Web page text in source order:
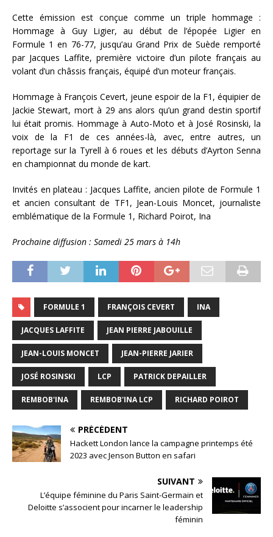
Cette émission est conçue comme un triple hommage :
Hommage à Guy Ligier, au début de l’épopée Ligier en
Formule 1 en 76-77, jusqu’au Grand Prix de Suède remporté
par Jacques Laffite, première victoire d’un pilote français au
volant d’un châssis français, équipé d’un moteur français.
Hommage à François Cevert, jeune espoir de la F1, équipier de
Jackie Stewart, mort à 29 ans alors qu’un grand destin sportif
lui était promis. Hommage à Auto-Moto et à José Rosinski, la
voix de la F1 de ces années-là, avec, entre autres, un
reportage sur la Tyrell à 6 roues et les débuts d’Ayrton Senna
en championnat du monde de kart.
Invités en plateau : Jacques Laffite, ancien pilote de Formule 1
et ancien consultant de TF1, Jean-Louis Moncet, journaliste
emblématique de la Formule 1, Richard Poirot, Ina
Prochaine diffusion : Samedi 25 mars à 14h
FORMULE 1 FRANÇOIS CEVERT INA
JACQUES LAFFITE JEAN PIERRE JABOUILLE
JEAN-LOUIS MONCET JEAN-PIERRE JARIER
JOSÉ ROSINSKI LCP PATRICK DEPAILLER
REMBOB'INA REMBOB'INA LCP RICHARD POIROT
PRÉCÉDENT
Hackett London lance la campagne printemps été
2023 avec Jenson Button en safari
SUIVANT
L’équipe féminine du Paris Saint-Germain et
Deloitte s’associent pour incarner le leadership
féminin